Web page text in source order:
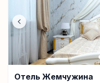
Отель Жемчужина